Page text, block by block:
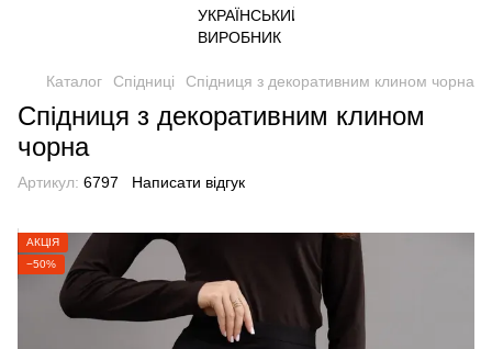
Каталог Спідниці Спідниця з декоративним клином чорна
Спідниця з декоративним клином
чорна
Артикул: 6797 Написати відгук
АКЦІЯ
−50%